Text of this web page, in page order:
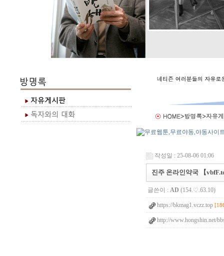
작성일 : 25-08-06 01:06
진주 온라인약국 【
글쓴이 : AD (154.♡.63.10)
https://bkmag1.vczz.top
http://www.hongshin.net/